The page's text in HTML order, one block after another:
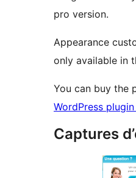
pro version.
Appearance
only available in
You can buy the
WordPress
Captures